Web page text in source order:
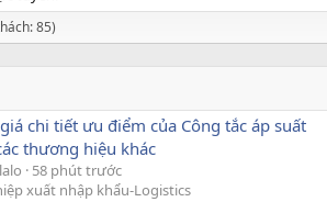
85)
chi tiết ưu điểm của Công tắc áp suất
thương hiệu khác
58 phút trước
xuất nhập khẩu-Logistics